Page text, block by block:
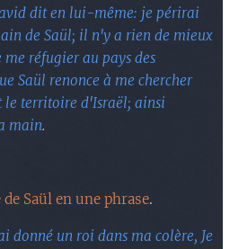
dit en lui-même: je périrai
de Saül; il n'y a rien de mieux
réfugier au pays des
Saül renonce à me chercher
le territoire d'Israël; ainsi
main.
Saül en une phrase.
donné un roi dans ma colère, Je